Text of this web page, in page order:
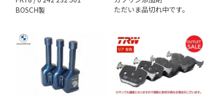
BOSCH製
ただいま品切れ中です。